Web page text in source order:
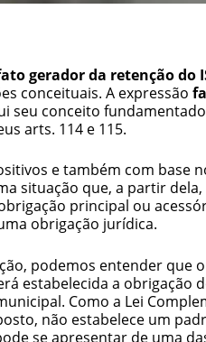
gerador da retenção do
conceituais. A expressão
seu conceito
arts. 114 e 115.
e também com base
situação que, a partir
principal ou
obrigação jurídica.
podemos entender que
estabelecida a
Como a Lei
não estabelece um
se apresentar de uma